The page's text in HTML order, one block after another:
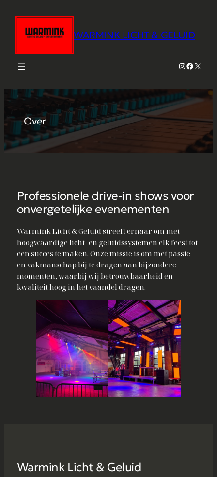
naar
WARMINK LICHT & GELUID
Instagram
X
Over
Professionele drive-in shows voor
onvergetelijke evenementen
Warmink Licht & Geluid streeft ernaar om met
hoogwaardige licht- en geluidssystemen elk feest tot
een succes te maken. Onze missie is om met passie
en vakmanschap bij te dragen aan bijzondere
momenten, waarbij wij betrouwbaarheid en
kwaliteit hoog in het vaandel dragen.
Warmink Licht & Geluid